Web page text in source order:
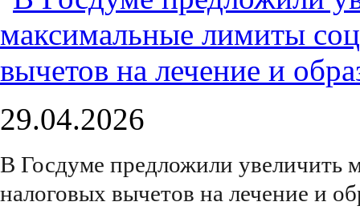
29.04.2026
В Госдуме предложили увеличить
налоговых вычетов на лечение и